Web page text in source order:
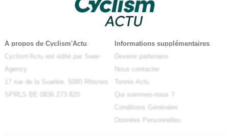
A propos de Cyclism'Actu
Cyclism'Actu est édité par Swar-
Agency
17 rue de la Suarlée, 5080 Rhisnes
SPRLS BE 0836.273.820
Informations supplémentaires
Devenir partenaire
Nous contacter
Tennis Actu
Qui sommes-nous ?
Conditions Générales
Données Personnelles